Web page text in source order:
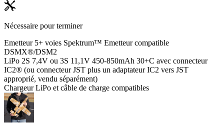
Nécessaire pour terminer
Emetteur 5+ voies Spektrum™ Emetteur compatible
DSMX®/DSM2
LiPo 2S 7,4V ou 3S 11,1V 450-850mAh 30+C avec connecteur
IC2® (ou connecteur JST plus un adaptateur IC2 vers JST
approprié, vendu séparément)
Chargeur LiPo et câble de charge compatibles